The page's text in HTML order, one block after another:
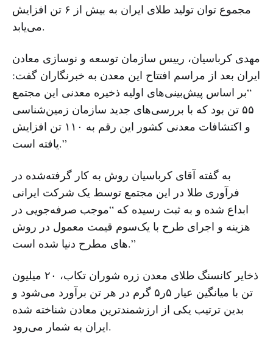
مجموع توان تولید طلای ایران به بیش از ۶ تن افزایش
می‌یابد.
مهدی کرباسیان، رییس سازمان توسعه و نوسازی معادن
ایران بعد از مراسم افتتاح این معدن به خبرنگاران گفت:
“بر اساس پیش‌بینی‌های اولیه ذخیره معدنی این مجتمع
۵۵ تن بود که با بررسی‌های جدید سازمان زمین‌شناسی
و اکتشافات معدنی کشور این رقم به ۱۱۰ تن افزایش
یافته است.”
به گفته آقای کرباسیان روش به کار گرفته‌شده در
فرآوری طلا در این مجتمع توسط یک شرکت ایرانی
ابداع شده و به ثبت رسیده که “موجب صرفه‌جویی در
هزینه و اجرای طرح با یک‌سوم قیمت معمول در روش
های مطرح دنیا شده است.”
ذخایر کانسنگ طلای معدن زره شوران تکاب، ۲۰ میلیون
تن با میانگین عیار ۵ر۵ گرم در هر تن برآورد می‌شود و
بدین ترتیب یکی از ارزشمندترین معادن شناخته شده
ایران به شمار می‌رود.